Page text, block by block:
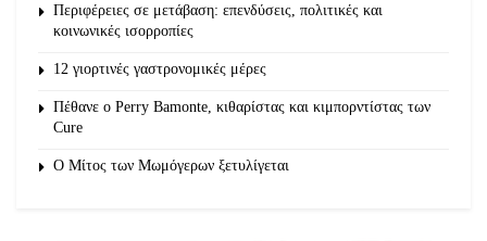
Περιφέρειες σε μετάβαση: επενδύσεις, πολιτικές και
κοινωνικές ισορροπίες
12 γιορτινές γαστρονομικές μέρες
Πέθανε ο Perry Bamonte, κιθαρίστας και κιμπορντίστας των
Cure
O Μίτος των Μωμόγερων ξετυλίγεται